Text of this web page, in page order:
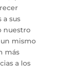
a sus
nuestro
mismo
más
a los